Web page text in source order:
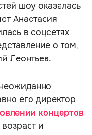
шоу оказалась
Анастасия
в соцсетях
о том,
Леонтьев.
его директор
концертов
и